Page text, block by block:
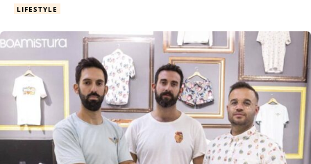
LIFESTYLE